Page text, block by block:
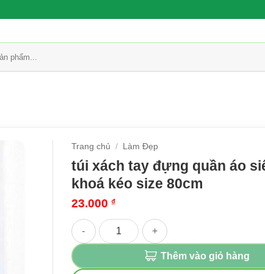
Trang chủ / Làm Đẹp
túi xách tay đựng quần áo
khoá kéo size 80cm
23.000 ₫
túi xách tay đựng quần áo siêu to có khoá
Thêm vào giỏ hàng